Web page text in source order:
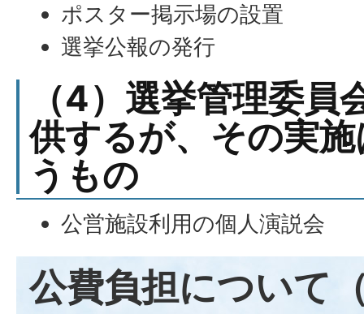
ポスター掲示場の設置
選挙公報の発行
（4）選挙管理委員
供するが、その実
うもの
公営施設利用の個人演説会
公費負担について